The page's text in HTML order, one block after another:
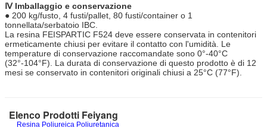
Ⅳ Imballaggio e conservazione
● 200 kg/fusto, 4 fusti/pallet, 80 fusti/container o 1
tonnellata/serbatoio IBC.
La resina FEISPARTIC F524 deve essere conservata in contenitori
ermeticamente chiusi per evitare il contatto con l'umidità. Le
temperature di conservazione raccomandate sono 0°-40°C
(32°-104°F). La durata di conservazione di questo prodotto è di 12
mesi se conservato in contenitori originali chiusi a 25°C (77°F).
Elenco Prodotti Feiyang
Resina Poliureica Poliuretanica